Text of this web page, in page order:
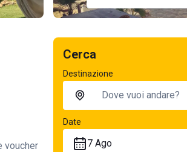
voucher
Cerca
Destinazione
Date
7 Ago